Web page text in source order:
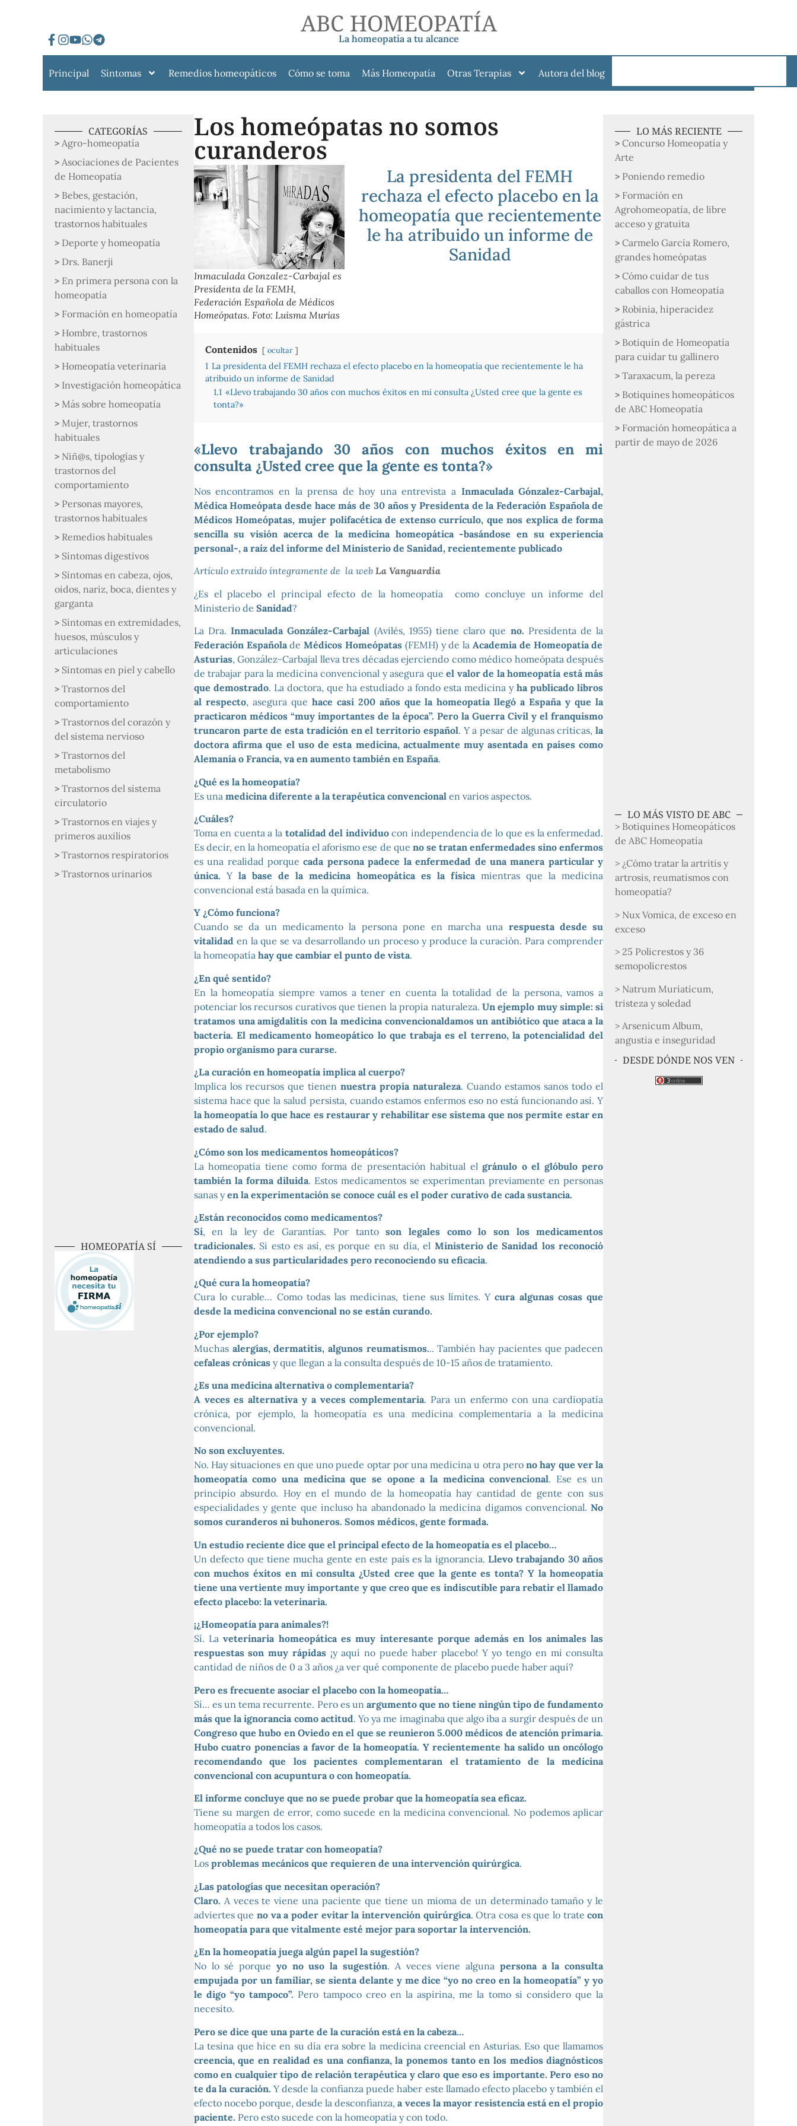
ABC HOMEOPATÍA
La homeopatía a tu alcance
Principal Síntomas Remedios homeopáticos Cómo se toma Más Homeopatía Otras Terapias Autora del blog
CATEGORÍAS
Agro-homeopatía
Asociaciones de Pacientes
de Homeopatía
Bebes, gestación,
nacimiento y lactancia,
trastornos habituales
Deporte y homeopatía
Drs. Banerji
En primera persona con la
homeopatía
Formación en homeopatía
Hombre, trastornos
habituales
Homeopatía veterinaria
Investigación homeopática
Más sobre homeopatía
Mujer, trastornos
habituales
Niñ@s, tipologías y
trastornos del
comportamiento
Personas mayores,
trastornos habituales
Remedios habituales
Síntomas digestivos
Síntomas en cabeza, ojos,
oidos, nariz, boca, dientes y
garganta
Síntomas en extremidades,
huesos, músculos y
articulaciones
Síntomas en piel y cabello
Trastornos del
comportamiento
Trastornos del corazón y
del sistema nervioso
Trastornos del
metabolismo
Trastornos del sistema
circulatorio
Trastornos en viajes y
primeros auxilios
Trastornos respiratorios
Trastornos urinarios
HOMEOPATÍA SÍ
Los homeópatas no somos
curanderos
Inmaculada Gonzalez-Carbajal es
Presidenta de la FEMH,
Federación Española de Médicos
Homeópatas. Foto: Luisma Murias
La presidenta del FEMH
rechaza el efecto placebo en la
homeopatía que recientemente
le ha atribuido un informe de
Sanidad
Contenidos ocultar
1 La presidenta del FEMH rechaza el efecto placebo en la homeopatía que recientemente le ha
atribuido un informe de Sanidad
1.1 «Llevo trabajando 30 años con muchos éxitos en mi consulta ¿Usted cree que la gente es
tonta?»
«Llevo trabajando 30 años con muchos éxitos en mi
consulta ¿Usted cree que la gente es tonta?»
Nos encontramos en la prensa de hoy una entrevista a Inmaculada Gónzalez-Carbajal,
Médica Homeópata desde hace más de 30 años y Presidenta de la Federación Española de
Médicos Homeópatas, mujer polifacética de extenso currículo, que nos explica de forma
sencilla su visión acerca de la medicina homeopática -basándose en su experiencia
personal-, a raíz del informe del Ministerio de Sanidad, recientemente publicado
Artículo extraído íntegramente de la web La Vanguardia
¿Es el placebo el principal efecto de la homeopatía como concluye un informe del
Ministerio de Sanidad?
La Dra.Inmaculada González-Carbajal (Avilés, 1955) tiene claro que no. Presidenta de la
Federación EspañoladeMédicos Homeópatas (FEMH) y de laAcademia de Homeopatía de
Asturias, González-Carbajal lleva tres décadas ejerciendo como médico homeópata después
de trabajar para la medicina convencional y asegura que el valor de la homeopatía está más
que demostrado. La doctora, que ha estudiado a fondo esta medicina yha publicado libros
al respecto, asegura que hace casi 200 años que la homeopatía llegó a España y que la
practicaron médicos “muy importantes de la época”. Pero la Guerra Civil y el franquismo
truncaron parte de esta tradición en el territorio español. Y a pesar de algunas críticas, la
doctora afirma que el uso de esta medicina, actualmente muy asentada en países como
Alemania o Francia, va en aumento también en España.
¿Qué es la homeopatía?
Es una medicina diferente a la terapéutica convencionalen varios aspectos.
¿Cuáles?
Toma en cuenta a la totalidad del individuocon independencia de lo que es la enfermedad.
Es decir, en la homeopatía el aforismo ese de que no se tratan enfermedades sino enfermos
es una realidad porquecada persona padece la enfermedad de una manera particular y
única. Y la base de la medicina homeopática es la físicamientras que la medicina
convencional está basada en la química.
Y ¿Cómo funciona?
Cuando se da un medicamento la persona pone en marcha una respuesta desde su
vitalidaden la que se va desarrollando un proceso y produce la curación. Para comprender
la homeopatía hay que cambiar el punto de vista.
¿En qué sentido?
En la homeopatía siempre vamos a tener en cuenta la totalidad de la persona, vamos a
potenciar los recursos curativos que tienen la propia naturaleza. Un ejemplo muy simple: si
tratamos una amigdalitis con la medicina convencionaldamos un antibiótico que ataca a la
bacteria. El medicamento homeopático lo que trabaja es el terreno, la potencialidad del
propio organismo para curarse.
¿La curación en homeopatía implica al cuerpo?
Implica los recursos que tienen nuestra propia naturaleza. Cuando estamos sanos todo el
sistema hace que la salud persista, cuando estamos enfermos eso no está funcionando así. Y
la homeopatía lo que hace es restaurar y rehabilitar ese sistema que nos permite estar en
estado de salud.
¿Cómo son los medicamentos homeopáticos?
La homeopatía tiene como forma de presentación habitual elgránulo o el glóbulo pero
también la forma diluida. Estos medicamentos se experimentan previamente en personas
sanas yen la experimentación se conoce cuál es el poder curativo de cada sustancia.
¿Están reconocidos como medicamentos?
Sí, en la ley de Garantías. Por tantoson legales como lo son los medicamentos
tradicionales. Si esto es así, es porque en su día, el Ministerio de Sanidad los reconoció
atendiendo a sus particularidades pero reconociendo su eficacia.
¿Qué cura la homeopatía?
Cura lo curable… Como todas las medicinas, tiene sus límites. Ycura algunas cosas que
desde la medicina convencional no se están curando.
¿Por ejemplo?
Muchas alergias, dermatitis, algunos reumatismos... También hay pacientes que padecen
cefaleas crónicasy que llegan a la consulta después de 10-15 años de tratamiento.
¿Es una medicina alternativa o complementaria?
A veces es alternativa y a veces complementaria. Para un enfermo con una cardiopatía
crónica, por ejemplo, la homeopatía es una medicina complementaria a la medicina
convencional.
No son excluyentes.
No. Hay situaciones en que uno puede optar por una medicina u otra perono hay que ver la
homeopatía como una medicina que se opone a la medicina convencional. Ese es un
principio absurdo. Hoy en el mundo de la homeopatía hay cantidad de gente con sus
especialidades y gente que incluso ha abandonado la medicina digamos convencional.No
somos curanderos ni buhoneros. Somos médicos, gente formada.
Un estudio reciente dice que el principal efecto de la homeopatía es el placebo…
Un defecto que tiene mucha gente en este país es la ignorancia.Llevo trabajando 30 años
con muchos éxitos en mi consulta ¿Usted cree que la gente es tonta? Y la homeopatía
tiene una vertiente muy importante y que creo que es indiscutible para rebatir el llamado
efecto placebo: la veterinaria.
¡¿Homeopatía para animales?!
Sí. Laveterinaria homeopática es muy interesante porque además en los animales las
respuestas son muy rápidas¡y aquí no puede haber placebo! Y yo tengo en mi consulta
cantidad de niños de 0 a 3 años ¿a ver qué componente de placebo puede haber aquí?
Pero es frecuente asociar el placebo con la homeopatía…
Sí… es un tema recurrente. Pero es unargumento que no tiene ningún tipo de fundamento
más que la ignorancia como actitud. Yo ya me imaginaba que algo iba a surgir después de un
Congreso que hubo en Oviedo en el que se reunieron 5.000 médicos de atención primaria.
Hubo cuatro ponencias a favor de la homeopatía. Y recientemente ha salido un oncólogo
recomendando que los pacientes complementaran el tratamiento de la medicina
convencional con acupuntura o con homeopatía.
El informe concluye que no se puede probar que la homeopatía sea eficaz.
Tiene su margen de error, como sucede en la medicina convencional. No podemos aplicar
homeopatía a todos los casos.
¿Qué no se puede tratar con homeopatía?
Losproblemas mecánicos que requieren de una intervención quirúrgica.
¿Las patologías que necesitan operación?
Claro. A veces te viene una paciente que tiene un mioma de un determinado tamaño y le
adviertes queno va a poder evitar la intervención quirúrgica. Otra cosa es que lo tratecon
homeopatía para que vitalmente esté mejor para soportar la intervención.
¿En la homeopatía juega algún papel la sugestión?
No lo sé porque yo no uso la sugestión. A veces viene alguna persona a la consulta
empujada por un familiar, se sienta delante y me dice “yo no creo en la homeopatía” y yo
le digo “yo tampoco”. Pero tampoco creo en la aspirina, me la tomo si considero que la
necesito.
Pero se dice que una parte de la curación está en la cabeza…
La tesina que hice en su día era sobre la medicina creencial en Asturias. Eso que llamamos
creencia, que en realidad es una confianza, la ponemos tanto en los medios diagnósticos
como en cualquier tipo de relación terapéutica y claro que eso es importante. Pero eso no
te da la curación. Y desde la confianza puede haber este llamado efecto placebo y también el
efecto nocebo porque, desde la desconfianza,a veces la mayor resistencia está en el propio
paciente. Pero esto sucede con la homeopatía y con todo.
LO MÁS RECIENTE
Concurso Homeopatía y
Arte
Poniendo remedio
Formación en
Agrohomeopatía, de libre
acceso y gratuita
Carmelo García Romero,
grandes homeópatas
Cómo cuidar de tus
caballos con Homeopatía
Robinia, hiperacidez
gástrica
Botiquín de Homeopatía
para cuidar tu gallinero
Taraxacum, la pereza
Botiquines homeopáticos
de ABC Homeopatía
Formación homeopática a
partir de mayo de 2026
LO MÁS VISTO DE ABC
> Botiquines Homeopáticos
de ABC Homeopatía
> ¿Cómo tratar la artritis y
artrosis, reumatismos con
homeopatía?
> Nux Vomica, de exceso en
exceso
> 25 Policrestos y 36
semopolicrestos
> Natrum Muriaticum,
tristeza y soledad
> Arsenicum Album,
angustia e inseguridad
DESDE DÓNDE NOS VEN